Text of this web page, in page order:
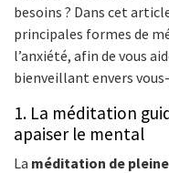
besoins ? Dans cet
principales formes de
l’anxiété, afin de vous
bienveillant envers
1. La méditation
apaiser le mental
La méditation de